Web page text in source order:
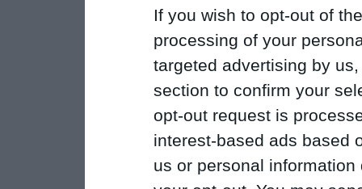
If you wish to opt-out of
processing of your
targeted advertising by
section to confirm your
opt-out request is
interest-based ads based
us or personal